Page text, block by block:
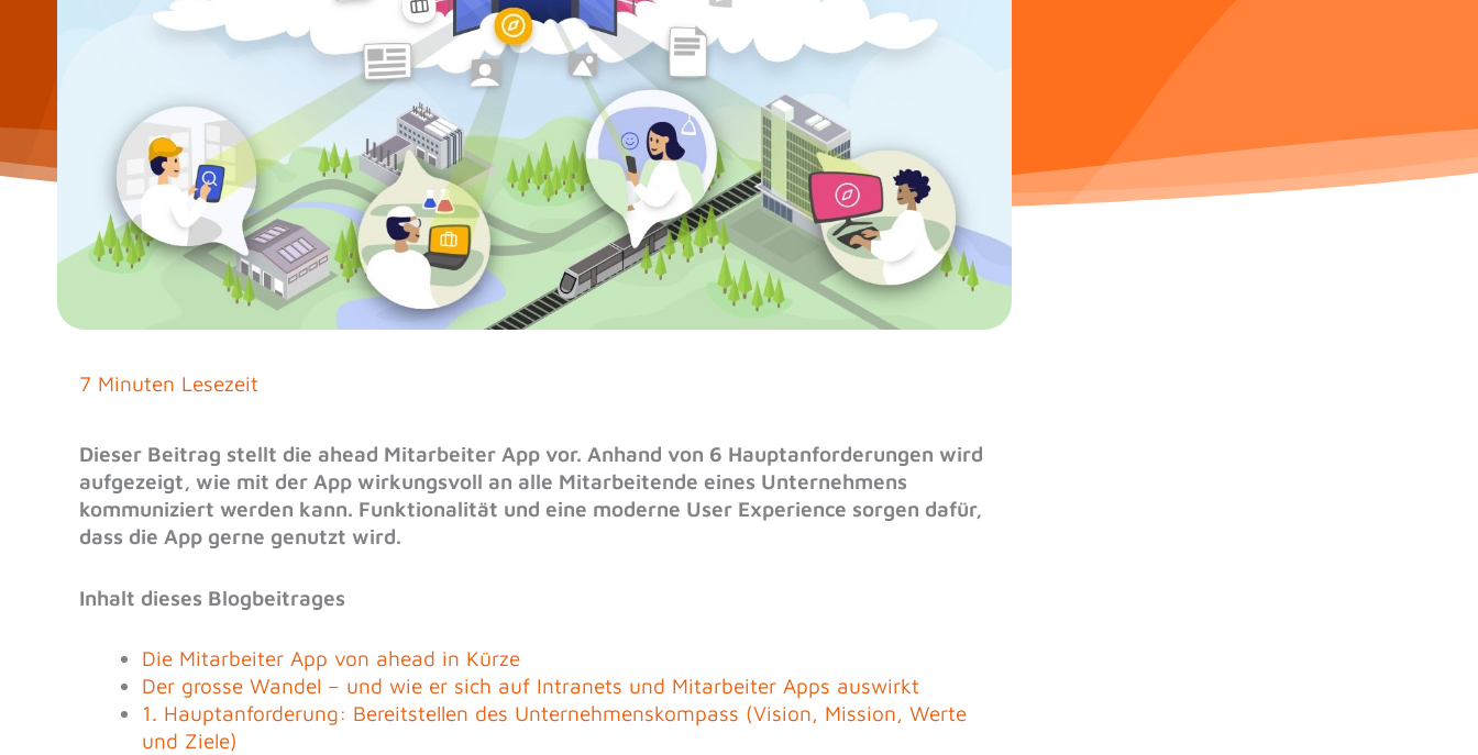
7 Minuten Lesezeit
Dieser Beitrag stellt die ahead Mitarbeiter App vor. Anhand von 6 Hauptanforderungen wird
aufgezeigt, wie mit der App wirkungsvoll an alle Mitarbeitende eines Unternehmens
kommuniziert werden kann. Funktionalität und eine moderne User Experience sorgen dafür,
dass die App gerne genutzt wird.
Inhalt dieses Blogbeitrages
Die Mitarbeiter App von ahead in Kürze
Der grosse Wandel – und wie er sich auf Intranets und Mitarbeiter Apps auswirkt
1. Hauptanforderung: Bereitstellen des Unternehmenskompass (Vision, Mission, Werte
und Ziele)